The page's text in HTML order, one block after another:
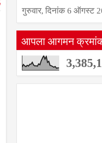
गुरुवार, दिनांक 6 ऑगस्ट
आपला आगमन